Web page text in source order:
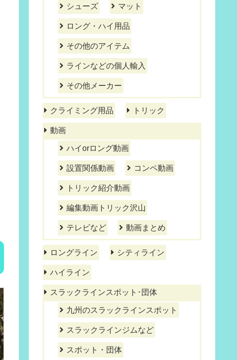
シューズ マット
ロング・ハイ用品
その他のアイテム
ラインなどの個人輸入
その他メーカー
クライミング用品 トリック
動画
ハイorロング動画
設置関係動画 コンペ動画
トリック紹介動画
編集動画トリック沢山
テレビなど 動画まとめ
ロングライン シティライン
ハイライン
スラックラインスポット･団体
九州のスラックラインスポット
スラックラインジムなど
スポット・団体